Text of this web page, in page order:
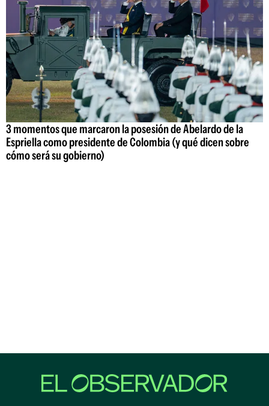
3 momentos que marcaron la posesión de Abelardo de la
Espriella como presidente de Colombia (y qué dicen sobre
cómo será su gobierno)